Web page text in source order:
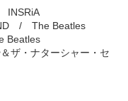
INSRiA
/ The Beatles
Beatles
・ナターシャー・セ